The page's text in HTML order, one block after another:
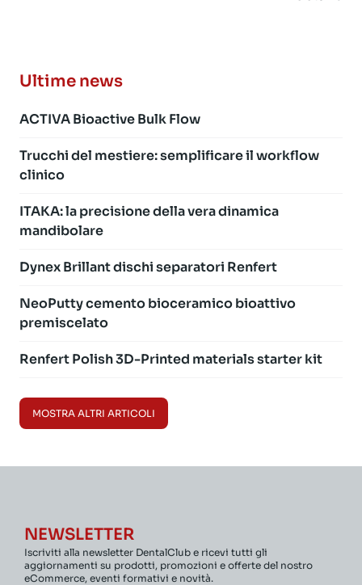
Ultime news
ACTIVA Bioactive Bulk Flow
Trucchi del mestiere: semplificare il workflow
clinico
ITAKA: la precisione della vera dinamica
mandibolare
Dynex Brillant dischi separatori Renfert
NeoPutty cemento bioceramico bioattivo
premiscelato
Renfert Polish 3D-Printed materials starter kit
MOSTRA ALTRI ARTICOLI
NEWSLETTER
Iscriviti alla newsletter DentalClub e ricevi tutti gli
aggiornamenti su prodotti, promozioni e offerte del nostro
eCommerce, eventi formativi e novità.